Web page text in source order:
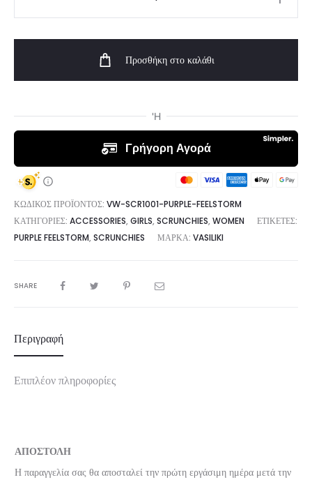
ποσότητα
Προσθήκη στο καλάθι
ΚΩΔΙΚΌΣ ΠΡΟΪΌΝΤΟΣ: VW-SCR1001-PURPLE-FEELSTORM
ΚΑΤΗΓΟΡΊΕΣ: ACCESSORIES, GIRLS, SCRUNCHIES, WOMEN
ΕΤΙΚΈΤΕΣ:
PURPLE FEELSTORM, SCRUNCHIES ΜΆΡΚΑ: VASILIKI
SHARE
Περιγραφή
Επιπλέον πληροφορίες
ΑΠΟΣΤΟΛΗ
Η παραγγελία σας θα αποσταλεί την πρώτη εργάσιμη ημέρα μετά την